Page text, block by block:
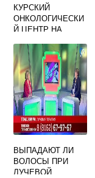
КУРСКИЙ
ОНКОЛОГИЧЕСКИ
Й ЦЕНТР НА
ОФИЦИАЛЬНЫЙ
САЙТ
ВЫПАДАЮТ ЛИ
ВОЛОСЫ ПРИ
ЛУЧЕВОЙ